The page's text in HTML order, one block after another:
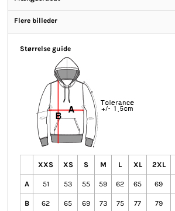
Flere billeder
Størrelse guide
XXS XS S M L XL 2XL
A 51 53 55 59 62 65 69
B 62 65 69 73 75 77 79